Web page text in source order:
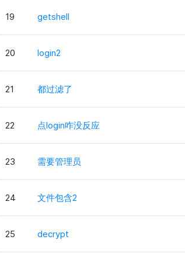
19 getshell
20 login2
21 都过滤了
22 点login咋没反应
23 需要管理员
24 文件包含2
25 decrypt